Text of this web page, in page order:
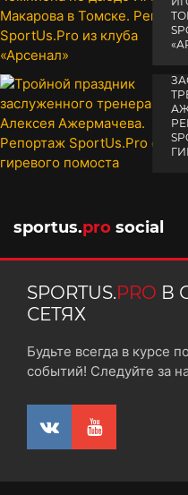
sportus.pro social
SPORTUS.PRO В
СЕТЯХ
Будьте всегда в курсе
событий! Следуйте за